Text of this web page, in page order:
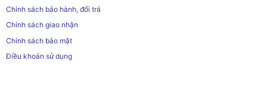
Chính sách bảo hành, đổi trả
Chính sách giao nhận
Chính sách bảo mật
Điều khoản sử dụng